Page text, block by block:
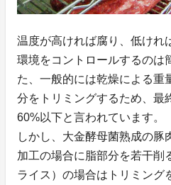
温度が高ければ腐り、低けれ
環境をコントロールするのは
た、一般的には乾燥による重
分をトリミングするため、最
60%以下と言われています。
しかし、大金酵母菌熟成の豚
加工の場合に脂部分を若干削
ライス）の場合はトリミング